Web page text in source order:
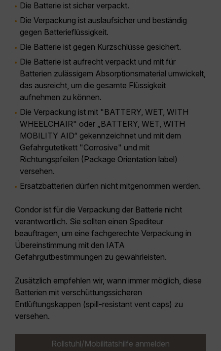
Die Batterie ist sicher verpackt.
Die Verpackung ist auslaufsicher und beständig
gegen Batterieflüssigkeit.
Die Batterie ist gegen Kurzschlüsse gesichert.
Die Batterie ist aufrecht verpackt und mit für
Batterien zulässigem Absorptionsmaterial umwickelt,
das ausreicht, um die gesamte Flüssigkeit
aufnehmen zu können.
Die Verpackung ist mit "BATTERY, WET, WITH
WHEELCHAIR" oder „BATTERY, WET, WITH
MOBILITY AID“ gekennzeichnet und mit dem
Gefahrgutetikett "Corrosive" und mit
Richtungspfeilen (Package Orientation label)
versehen.
Ersatzbatterien dürfen nicht mitgenommen werden.
Condor ist für die Verpackung der Batterie nicht
verantwortlich. Sie sollten einen Spediteur
beauftragen, um eine fachgerechte Verpackung in
Übereinstimmung mit den IATA
Gefahrgutbestimmungen zu gewährleisten.
Zusätzlich empfehlen wir, wann immer möglich, diese
Batterien mit verschüttungssicheren
Entlüftungskappen (spill-resistant vent caps) zu
versehen.
Rollstuhl/Mobilitätshilfe anmelden